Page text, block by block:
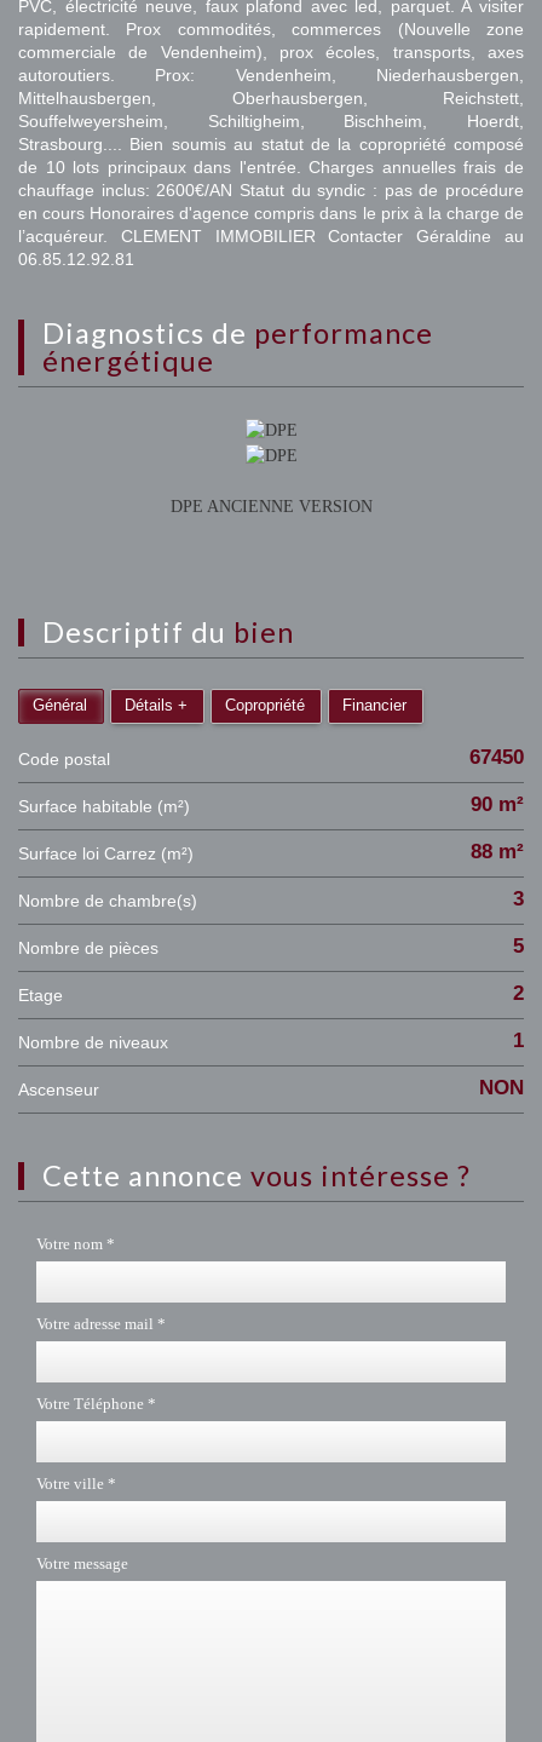
PVC, électricité neuve, faux plafond avec led, parquet. A visiter
rapidement. Prox commodités, commerces (Nouvelle zone
commerciale de Vendenheim), prox écoles, transports, axes
autoroutiers. Prox: Vendenheim, Niederhausbergen,
Mittelhausbergen, Oberhausbergen, Reichstett,
Souffelweyersheim, Schiltigheim, Bischheim, Hoerdt,
Strasbourg.... Bien soumis au statut de la copropriété composé
de 10 lots principaux dans l'entrée. Charges annuelles frais de
chauffage inclus: 2600€/AN Statut du syndic : pas de procédure
en cours Honoraires d'agence compris dans le prix à la charge de
l’acquéreur. CLEMENT IMMOBILIER Contacter Géraldine au
06.85.12.92.81
diagnostics de performance
énergétique
DPE ANCIENNE VERSION
descriptif du bien
Général Détails + Copropriété Financier
Code postal 67450
Surface habitable (m²) 90 m²
Surface loi Carrez (m²) 88 m²
Nombre de chambre(s) 3
Nombre de pièces 5
Etage 2
Nombre de niveaux 1
Ascenseur NON
cette annonce vous intéresse ?
Votre nom *
Votre adresse mail *
Votre Téléphone *
Votre ville *
Votre message